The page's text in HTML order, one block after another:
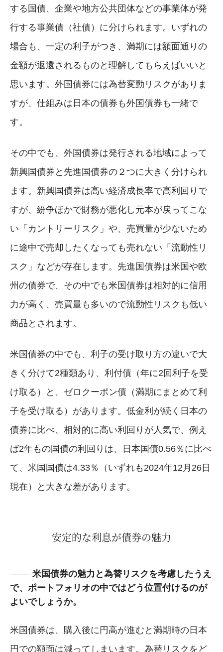
する国債、企業や地方公共団体などの事業体が発
行する事業債（社債）に分けられます。いずれの
場合も、一定の利子がつき、満期には額面通りの
金額が返還されるものと理解してもらえばいいと
思います。外国債券には為替変動リスクがありま
すが、仕組みは日本の債券も外国債券も一緒で
す。
その中でも、外国債券は発行される地域によって
新興国債券と先進国債券の２つに大きく分けられ
ます。新興国債券は高い経済成長率で高利回りで
すが、紛争ほかで財務が悪化し元本が戻ってこな
い「カントリーリスク」や、売買量が少ないため
に途中で売却したくなっても売れない「流動性リ
スク」などが存在します。先進国債券は米国や欧
州の債券で、その中でも米国債券は相対的に信用
力が高く、売買量も多いので流動性リスクも低い
商品とされます。
米国債券の中でも、利子の受け取り方の違いで大
きく分けて2種類あり、利付債（年に2回利子を受
け取る）と、ゼロクーポン債（満期にまとめて利
子を受け取る）があります。低金利が続く日本の
債券に比べ、相対的に高い利回りが人気で、例え
ば2年もの国債の利回りは、日本国債0.56％に比べ
て、米国国債は4.33％（いずれも2024年12月26日
現在）と大きな差があります。
安定的な利息が債券の魅力
米国債券の魅力と為替リスクを考慮したうえ
で、ポートフォリオの中ではどう位置付けるのが
よいでしょうか。
米国債券は、購入後に円高が進むと満期時の日本
円での額面は減ってしまいます。為替リスクをど